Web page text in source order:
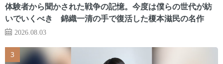
体験者から聞かされた戦争の記憶。今度は僕らの世代が紡
いでいくべき 錦織一清の手で復活した榎本滋民の名作
2026.08.03